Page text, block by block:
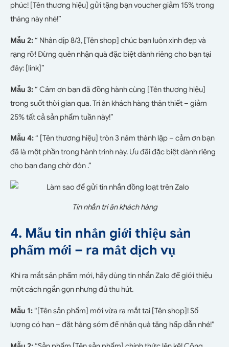
phúc! [Tên thương hiệu] gửi tặng bạn voucher giảm 15% trong
tháng này nhé!”
Mẫu 2:“ Nhân dịp 8/3, [Tên shop] chúc bạn luôn xinh đẹp và
rạng rỡ! Đừng quên nhận quà đặc biệt dành riêng cho bạn tại
đây: [link]”
Mẫu 3:“ Cảm ơn bạn đã đồng hành cùng [Tên thương hiệu]
trong suốt thời gian qua. Tri ân khách hàng thân thiết – giảm
25% tất cả sản phẩm tuần này!”
Mẫu 4:“ [Tên thương hiệu] tròn 3 năm thành lập – cảm ơn bạn
đã là một phần trong hành trình này. Ưu đãi đặc biệt dành riêng
cho bạn đang chờ đón .”
Tin nhắn tri ân khách hàng
4. Mẫu tin nhắn giới thiệu sản
phẩm mới – ra mắt dịch vụ
Khi ra mắt sản phẩm mới, hãy dùng tin nhắn Zalo để giới thiệu
một cách ngắn gọn nhưng đủ thu hút.
Mẫu 1:“[Tên sản phẩm] mới vừa ra mắt tại [Tên shop]! Số
lượng có hạn – đặt hàng sớm để nhận quà tặng hấp dẫn nhé!”